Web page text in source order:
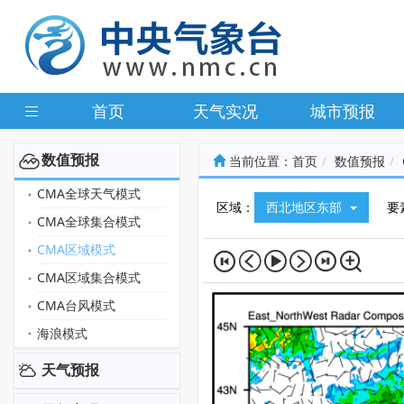
首页 天气实况 城市预报
数值预报
CMA全球天气模式
CMA全球集合模式
CMA区域模式
CMA区域集合模式
CMA台风模式
海浪模式
天气预报
当前位置： 首页 数值预报
区域： 西北地区东部 要